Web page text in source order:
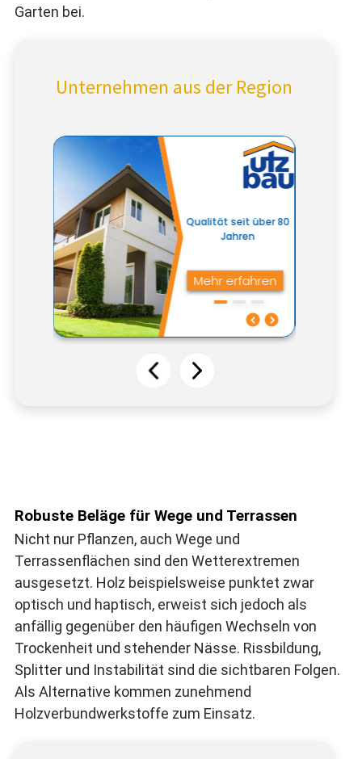
Garten bei.
Unternehmen aus der Region
Robuste Beläge für Wege und Terrassen
Nicht nur Pflanzen, auch Wege und
Terrassenflächen sind den Wetterextremen
ausgesetzt. Holz beispielsweise punktet zwar
optisch und haptisch, erweist sich jedoch als
anfällig gegenüber den häufigen Wechseln von
Trockenheit und stehender Nässe. Rissbildung,
Splitter und Instabilität sind die sichtbaren Folgen.
Als Alternative kommen zunehmend
Holzverbundwerkstoffe zum Einsatz.